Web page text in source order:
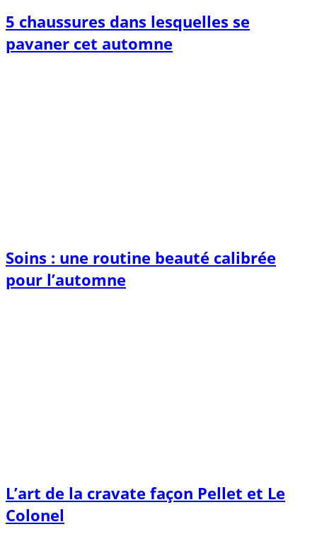
5 chaussures dans lesquelles se
pavaner cet automne
Soins : une routine beauté calibrée
pour l’automne
L’art de la cravate façon Pellet et Le
Colonel